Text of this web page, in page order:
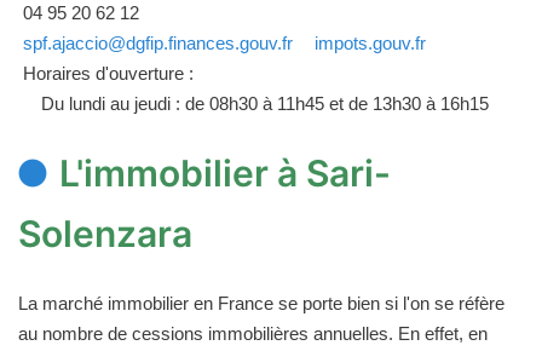
04 95 20 62 12
spf.ajaccio@dgfip.finances.gouv.fr
impots.gouv.fr
Horaires d'ouverture :
Du lundi au jeudi : de 08h30 à 11h45 et de 13h30 à 16h15
L'immobilier à Sari-
Solenzara
La marché immobilier en France se porte bien si l'on se réfère
au nombre de cessions immobilières annuelles. En effet, en